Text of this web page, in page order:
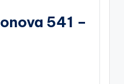
541 –